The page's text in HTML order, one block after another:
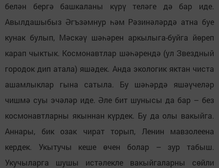
белән бергә башкаланы күрү теләге дә бар иде.
Авылдашыбыз Әгъзәмнур һәм Рәзинәләрдә атна буе
кунак булып, Мәскәү шәһәрен аркылыга-буйга йөреп
карап чыктык. Космонавтлар шәһәрендә (ул Звездный
городок дип атала) яшәдек. Анда экологик яктан чиста
ашамлыклар гына сатыла. Бу шәһәрдә яшәүчеләр
чишмә суы эчәләр иде. Әле бит шунысы да бар – без
космонавтларны якыннан күрдек. Бу да олы вакыйга.
Аннары, бик озак чират торып, Ленин мавзолеена
кердек. Укытучы кеше өчен болар – зур табыш.
Укучыларга шушы истәлекле вакыйгаларны сөйли